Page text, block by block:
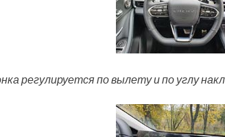
регулируется по вылету и по углу